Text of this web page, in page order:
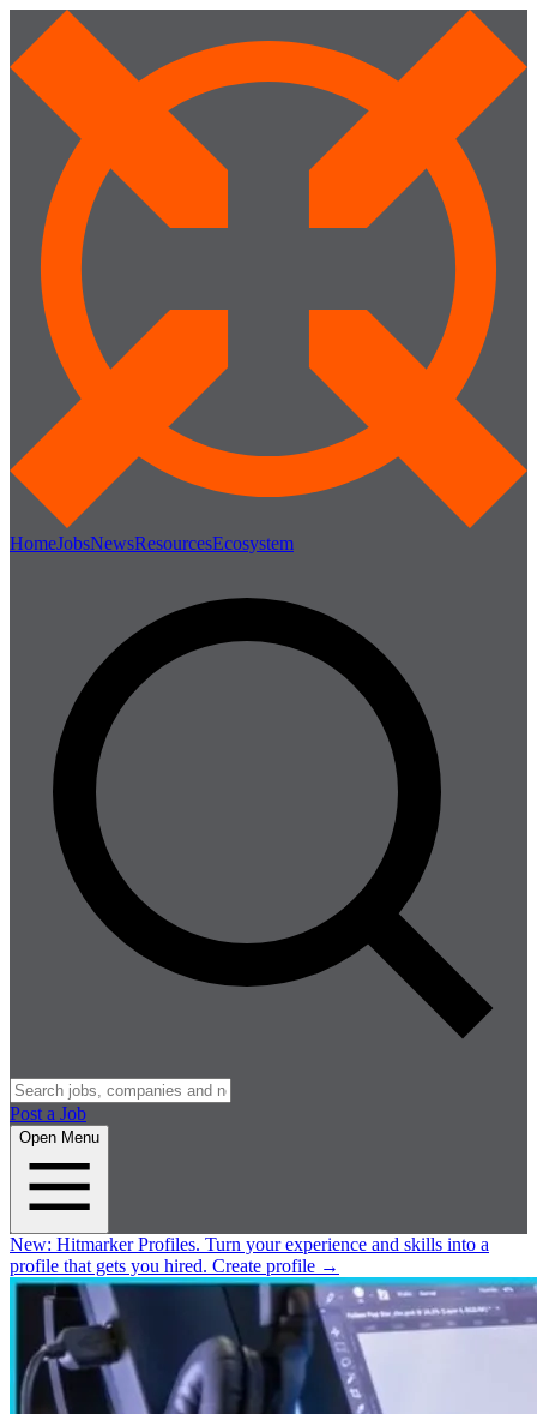
HomeJobsNewsResourcesEcosystem
Post a Job
Open Menu
New: Hitmarker Profiles. Turn your experience and skills into a
profile that gets you hired. Create profile →